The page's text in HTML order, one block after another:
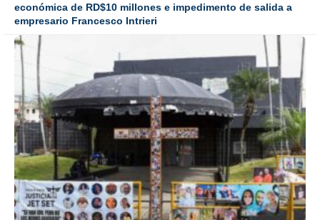
económica de RD$10 millones e impedimento de salida a
empresario Francesco Intrieri